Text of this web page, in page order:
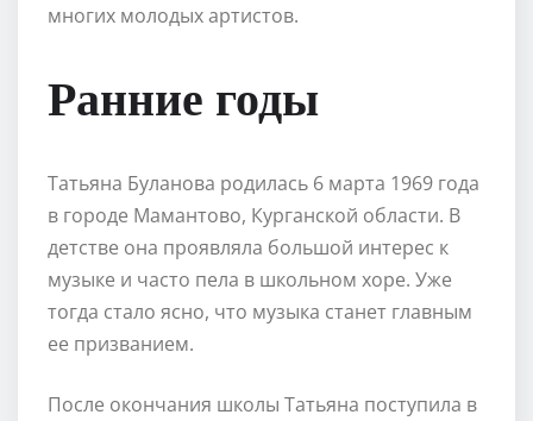
многих молодых артистов.
Ранние годы
Татьяна Буланова родилась 6 марта 1969 года
в городе Мамантово, Курганской области. В
детстве она проявляла большой интерес к
музыке и часто пела в школьном хоре. Уже
тогда стало ясно, что музыка станет главным
ее призванием.
После окончания школы Татьяна поступила в